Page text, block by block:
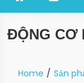
ĐỘNG CƠ
Home Sản